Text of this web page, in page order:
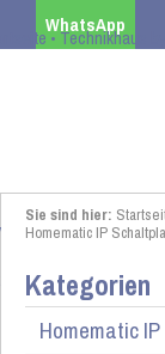
WhatsApp
Sie sind hier:
Homematic IP
Kategorien
Homematic